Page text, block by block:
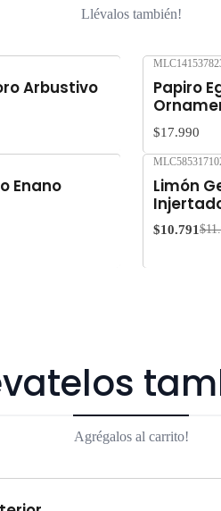
Llévalos también!
Arbustivo
Papiro
$17.990
Enano
Limón
$10.791
Agrégalos al carrito!